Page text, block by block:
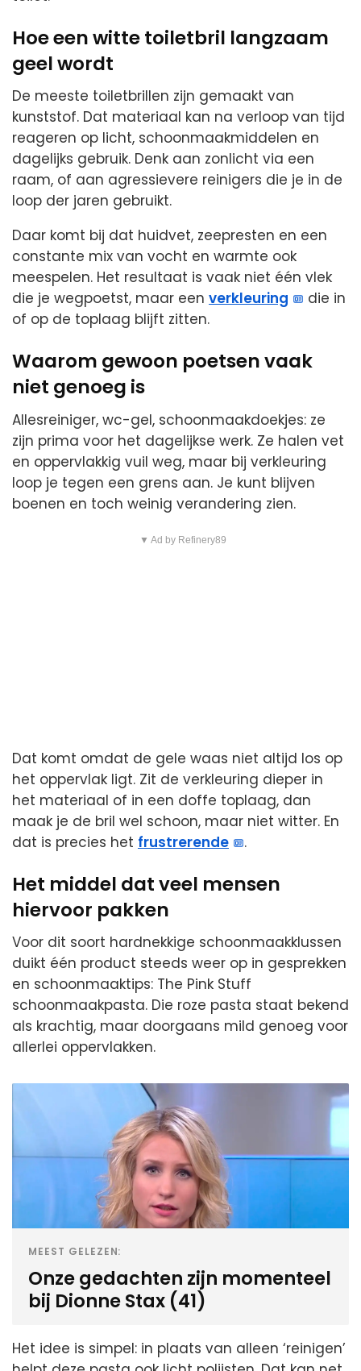
Hoe een witte toiletbril langzaam
geel wordt
De meeste toiletbrillen zijn gemaakt van
kunststof. Dat materiaal kan na verloop van tijd
reageren op licht, schoonmaakmiddelen en
dagelijks gebruik. Denk aan zonlicht via een
raam, of aan agressievere reinigers die je in de
loop der jaren gebruikt.
Daar komt bij dat huidvet, zeepresten en een
constante mix van vocht en warmte ook
meespelen. Het resultaat is vaak niet één vlek
die je wegpoetst, maar een verkleuring
die in
of op de toplaag blijft zitten.
Waarom gewoon poetsen vaak
niet genoeg is
Allesreiniger, wc-gel, schoonmaakdoekjes: ze
zijn prima voor het dagelijkse werk. Ze halen vet
en oppervlakkig vuil weg, maar bij verkleuring
loop je tegen een grens aan. Je kunt blijven
boenen en toch weinig verandering zien.
▼ Ad by Refinery89
Dat komt omdat de gele waas niet altijd los op
het oppervlak ligt. Zit de verkleuring dieper in
het materiaal of in een doffe toplaag, dan
maak je de bril wel schoon, maar niet witter. En
dat is precies het frustrerende .
Het middel dat veel mensen
hiervoor pakken
Voor dit soort hardnekkige schoonmaakklussen
duikt één product steeds weer op in gesprekken
en schoonmaaktips: The Pink Stuff
schoonmaakpasta. Die roze pasta staat bekend
als krachtig, maar doorgaans mild genoeg voor
allerlei oppervlakken.
MEEST GELEZEN:
Onze gedachten zijn momenteel
bij Dionne Stax (41)
Het idee is simpel: in plaats van alleen ‘reinigen’